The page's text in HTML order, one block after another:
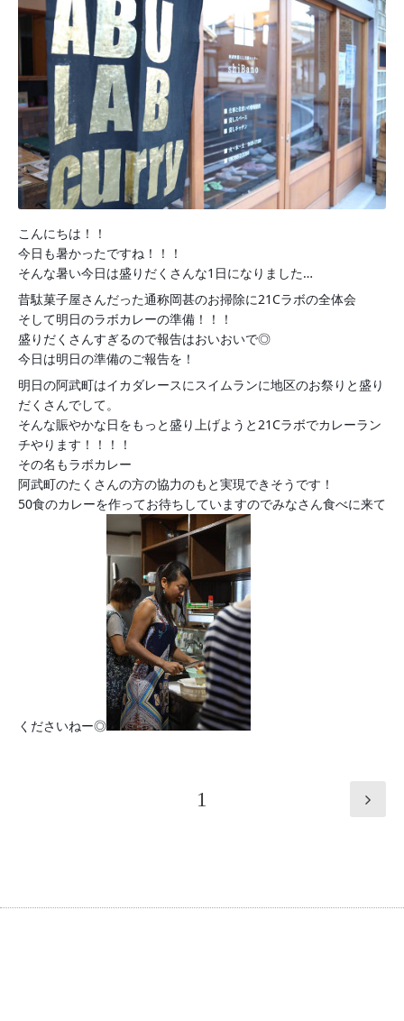
こんにちは！！
今日も暑かったですね！！！
そんな暑い今日は盛りだくさんな1日になりました…
昔駄菓子屋さんだった通称岡甚のお掃除に21Cラボの全体会
そして明日のラボカレーの準備！！！
盛りだくさんすぎるので報告はおいおいで◎
今日は明日の準備のご報告を！
明日の阿武町はイカダレースにスイムランに地区のお祭りと盛り
だくさんでして。
そんな賑やかな日をもっと盛り上げようと21Cラボでカレーラン
チやります！！！！
その名もラボカレー
阿武町のたくさんの方の協力のもと実現できそうです！
50食のカレーを作ってお待ちしていますのでみなさん食べに来て
くださいねー◎
1